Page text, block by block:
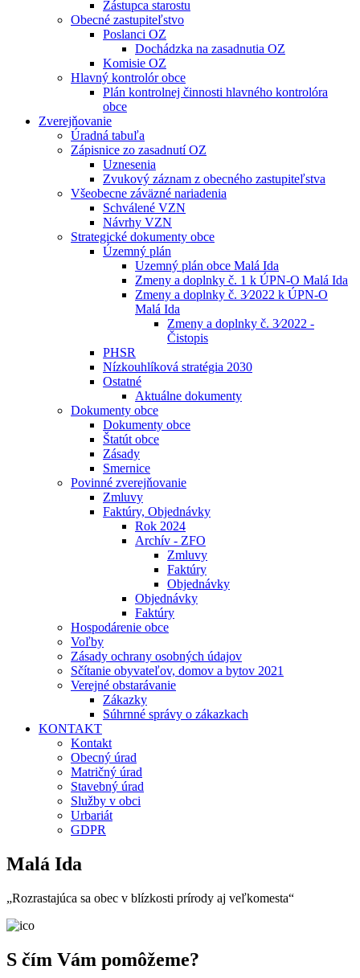
Zástupca starostu
Obecné zastupiteľstvo
Poslanci OZ
Dochádzka na zasadnutia OZ
Komisie OZ
Hlavný kontrolór obce
Plán kontrolnej činnosti hlavného kontrolóra
obce
Zverejňovanie
Úradná tabuľa
Zápisnice zo zasadnutí OZ
Uznesenia
Zvukový záznam z obecného zastupiteľstva
Všeobecne záväzné nariadenia
Schválené VZN
Návrhy VZN
Strategické dokumenty obce
Územný plán
Uzemný plán obce Malá Ida
Zmeny a doplnky č. 1 k ÚPN-O Malá Ida
Zmeny a doplnky č. 3⁄2022 k ÚPN-O
Malá Ida
Zmeny a doplnky č. 3⁄2022 -
Čistopis
PHSR
Nízkouhlíková stratégia 2030
Ostatné
Aktuálne dokumenty
Dokumenty obce
Dokumenty obce
Štatút obce
Zásady
Smernice
Povinné zverejňovanie
Zmluvy
Faktúry, Objednávky
Rok 2024
Archív - ZFO
Zmluvy
Faktúry
Objednávky
Objednávky
Faktúry
Hospodárenie obce
Voľby
Zásady ochrany osobných údajov
Sčítanie obyvateľov, domov a bytov 2021
Verejné obstarávanie
Zákazky
Súhrnné správy o zákazkach
KONTAKT
Kontakt
Obecný úrad
Matričný úrad
Stavebný úrad
Služby v obci
Urbariát
GDPR
Malá Ida
„Rozrastajúca sa obec v blízkosti prírody aj veľkomesta“
S čím Vám pomôžeme?